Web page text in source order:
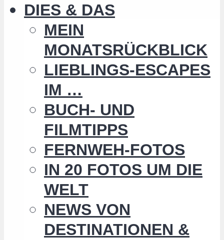
DIES & DAS
MEIN
MONATSRÜCKBLICK
LIEBLINGS-ESCAPES
IM …
BUCH- UND
FILMTIPPS
FERNWEH-FOTOS
IN 20 FOTOS UM DIE
WELT
NEWS VON
DESTINATIONEN &